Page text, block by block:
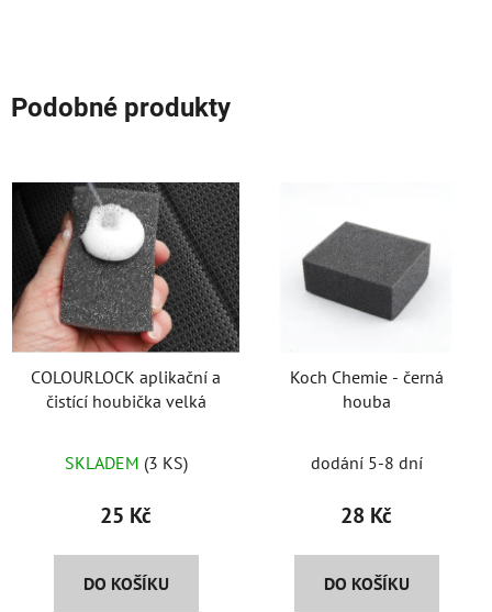
Podobné produkty
COLOURLOCK aplikační a
čistící houbička velká
SKLADEM (3 KS)
25 Kč
DO KOŠÍKU
Koch Chemie - černá
houba
dodání 5-8 dní
28 Kč
DO KOŠÍKU